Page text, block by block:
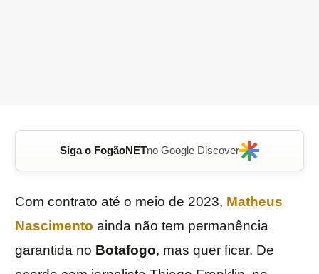
Siga o FogãoNETno Google Discover
Com contrato até o meio de 2023, Matheus
Nascimento ainda não tem permanência
garantida no Botafogo, mas quer ficar. De